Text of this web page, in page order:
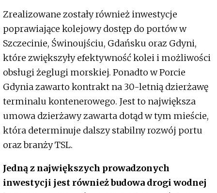
Zrealizowane zostały również inwestycje
poprawiające kolejowy dostęp do portów w
Szczecinie, Świnoujściu, Gdańsku oraz Gdyni,
które zwiększyły efektywność kolei i możliwości
obsługi żeglugi morskiej. Ponadto w Porcie
Gdynia zawarto kontrakt na 30-letnią dzierżawę
terminalu kontenerowego. Jest to największa
umowa dzierżawy zawarta dotąd w tym mieście,
która determinuje dalszy stabilny rozwój portu
oraz branży TSL.
Jedną z największych prowadzonych
inwestycji jest również budowa drogi wodnej